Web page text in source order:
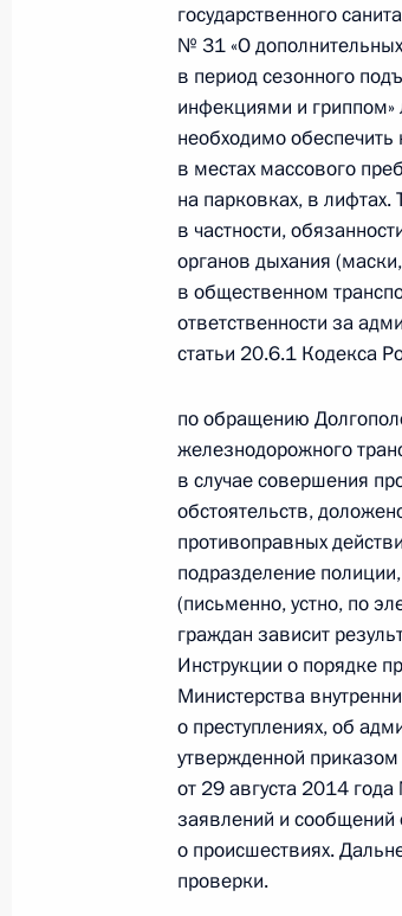
1 апреля 2021 года
Управления на
по Центральному
Президента
граждан
1 апреля 2021 года, 19:43
11 сентября 2017
О ходе исполнения
Президента
Российской
Жуйковым в
в Москве 22 апреля
11 сентября 2017 года, 20:37
29 июня 2017 года,
О ходе исполнения
конференц-связи
Президента
Российской
Жуйковым в
в Москве 22 апреля
государственного
№ 31 «О
в период сезонного
инфекциями и
необходимо
в местах массового
на парковках, в
в частности,
органов дыхания
в общественном
ответственности за
статьи 20.6.1 Кодекса
по обращению
железнодорожного
в случае совершения
обстоятельств,
противоправных
подразделение
(письменно, устно, по
граждан зависит
Инструкции о порядке
Министерства
о преступлениях, об
утвержденной
от 29 августа 2014
заявлений и сообщений
о происшествиях.
проверки.